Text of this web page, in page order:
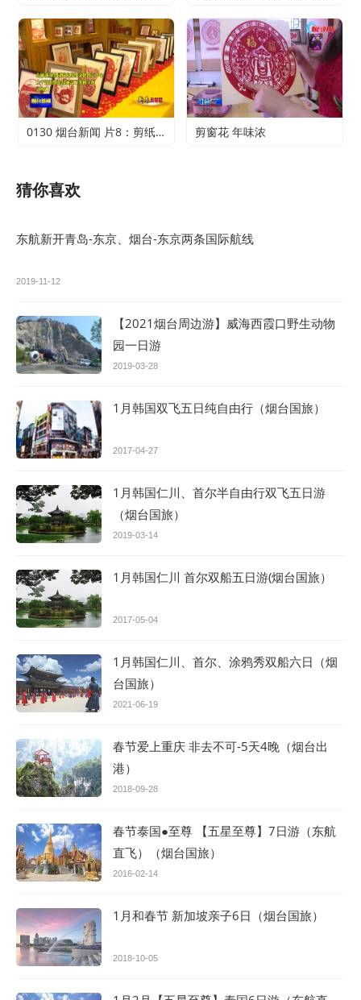
0130 烟台新闻 片8：剪纸传承 不止于传统 剪窗花 年味浓
猜你喜欢
东航新开青岛-东京、烟台-东京两条国际航线
2019-11-12
【2021烟台周边游】威海西霞口野生动物
园一日游
2019-03-28
1月韩国双飞五日纯自由行（烟台国旅）
2017-04-27
1月韩国仁川、首尔半自由行双飞五日游
（烟台国旅）
2019-03-14
1月韩国仁川 首尔双船五日游(烟台国旅）
2017-05-04
1月韩国仁川、首尔、涂鸦秀双船六日（烟
台国旅）
2021-06-19
春节爱上重庆 非去不可-5天4晚（烟台出
港）
2018-09-28
春节泰国●至尊 【五星至尊】7日游（东航
直飞）（烟台国旅）
2016-02-14
1月和春节 新加坡亲子6日（烟台国旅）
2018-10-05